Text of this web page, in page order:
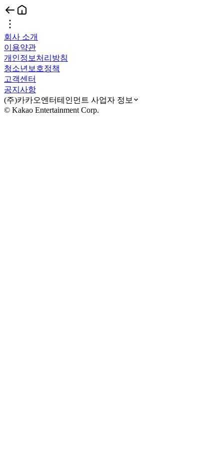
회사 소개
이용약관
개인정보처리방침
청소년보호정책
고객센터
공지사항
(주)카카오엔터테인먼트 사업자 정보
© Kakao Entertainment Corp.